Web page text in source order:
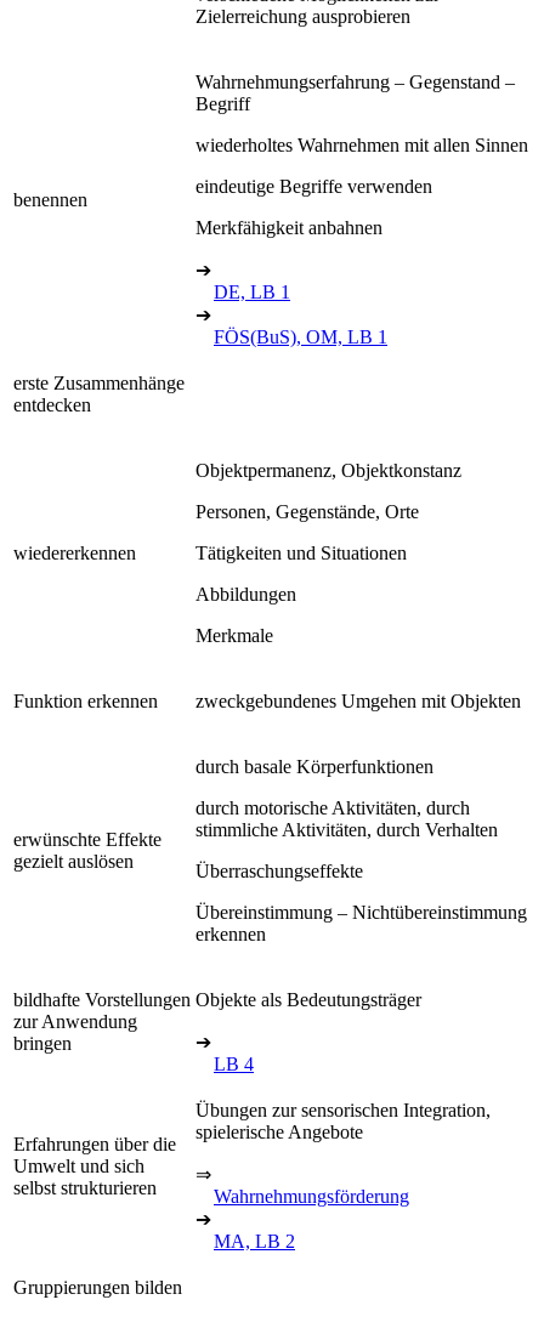
Zielerreichung ausprobieren
benennen
Wahrnehmungserfahrung – Gegenstand –
Begriff
wiederholtes Wahrnehmen mit allen Sinnen
eindeutige Begriffe verwenden
Merkfähigkeit anbahnen
➔
DE, LB 1
➔
FÖS(BuS), OM, LB 1
erste Zusammenhänge
entdecken
wiedererkennen
Objektpermanenz, Objektkonstanz
Personen, Gegenstände, Orte
Tätigkeiten und Situationen
Abbildungen
Merkmale
Funktion erkennen zweckgebundenes Umgehen mit Objekten
erwünschte Effekte
gezielt auslösen
durch basale Körperfunktionen
durch motorische Aktivitäten, durch
stimmliche Aktivitäten, durch Verhalten
Überraschungseffekte
Übereinstimmung – Nichtübereinstimmung
erkennen
bildhafte Vorstellungen
zur Anwendung
bringen
Objekte als Bedeutungsträger
➔
LB 4
Erfahrungen über die
Umwelt und sich
selbst strukturieren
Übungen zur sensorischen Integration,
spielerische Angebote
⇒
Wahrnehmungsförderung
➔
MA, LB 2
Gruppierungen bilden